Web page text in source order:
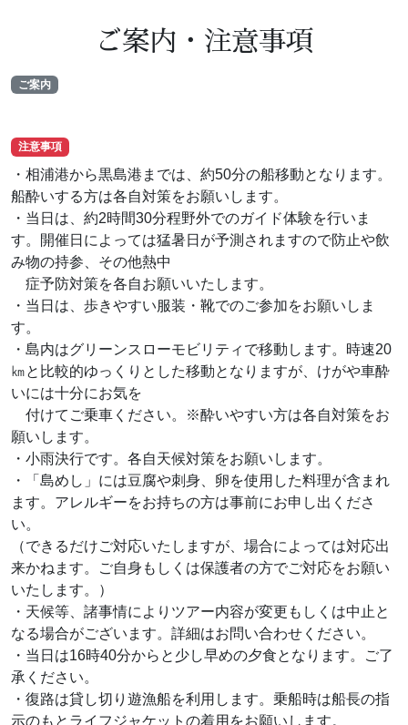
ご案内・注意事項
ご案内
注意事項
・相浦港から黒島港までは、約50分の船移動となります。
船酔いする方は各自対策をお願いします。
・当日は、約2時間30分程野外でのガイド体験を行いま
す。開催日によっては猛暑日が予測されますので防止や飲
み物の持参、その他熱中
症予防対策を各自お願いいたします。
・当日は、歩きやすい服装・靴でのご参加をお願いしま
す。
・島内はグリーンスローモビリティで移動します。時速20
㎞と比較的ゆっくりとした移動となりますが、けがや車酔
いには十分にお気を
付けてご乗車ください。※酔いやすい方は各自対策をお
願いします。
・小雨決行です。各自天候対策をお願いします。
・「島めし」には豆腐や刺身、卵を使用した料理が含まれ
ます。アレルギーをお持ちの方は事前にお申し出くださ
い。
（できるだけご対応いたしますが、場合によっては対応出
来かねます。ご自身もしくは保護者の方でご対応をお願い
いたします。）
・天候等、諸事情によりツアー内容が変更もしくは中止と
なる場合がございます。詳細はお問い合わせください。
・当日は16時40分からと少し早めの夕食となります。ご了
承ください。
・復路は貸し切り遊漁船を利用します。乗船時は船長の指
示のもとライフジャケットの着用をお願いします。